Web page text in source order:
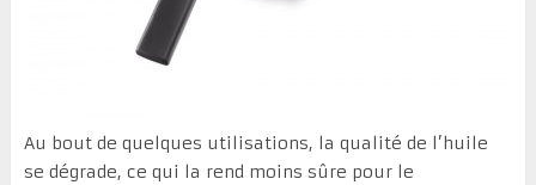
Au bout de quelques utilisations, la qualité de l’huile
se dégrade, ce qui la rend moins sûre pour le